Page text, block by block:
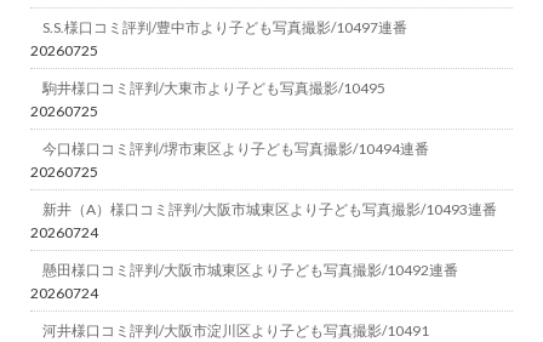
S.S.様口コミ評判/豊中市より子ども写真撮影/10497連番
20260725
駒井様口コミ評判/大東市より子ども写真撮影/10495
20260725
今口様口コミ評判/堺市東区より子ども写真撮影/10494連番
20260725
新井（A）様口コミ評判/大阪市城東区より子ども写真撮影/10493連番
20260724
懸田様口コミ評判/大阪市城東区より子ども写真撮影/10492連番
20260724
河井様口コミ評判/大阪市淀川区より子ども写真撮影/10491